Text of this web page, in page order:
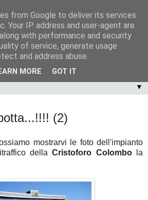
▼
(2)
mostrarvi le foto dell'impianto
dellaCristoforo Colombola
from Google to deliver its services
Your IP address and user-agent are
with performance and security
of service, generate usage
and address abuse.
MORE GOT IT